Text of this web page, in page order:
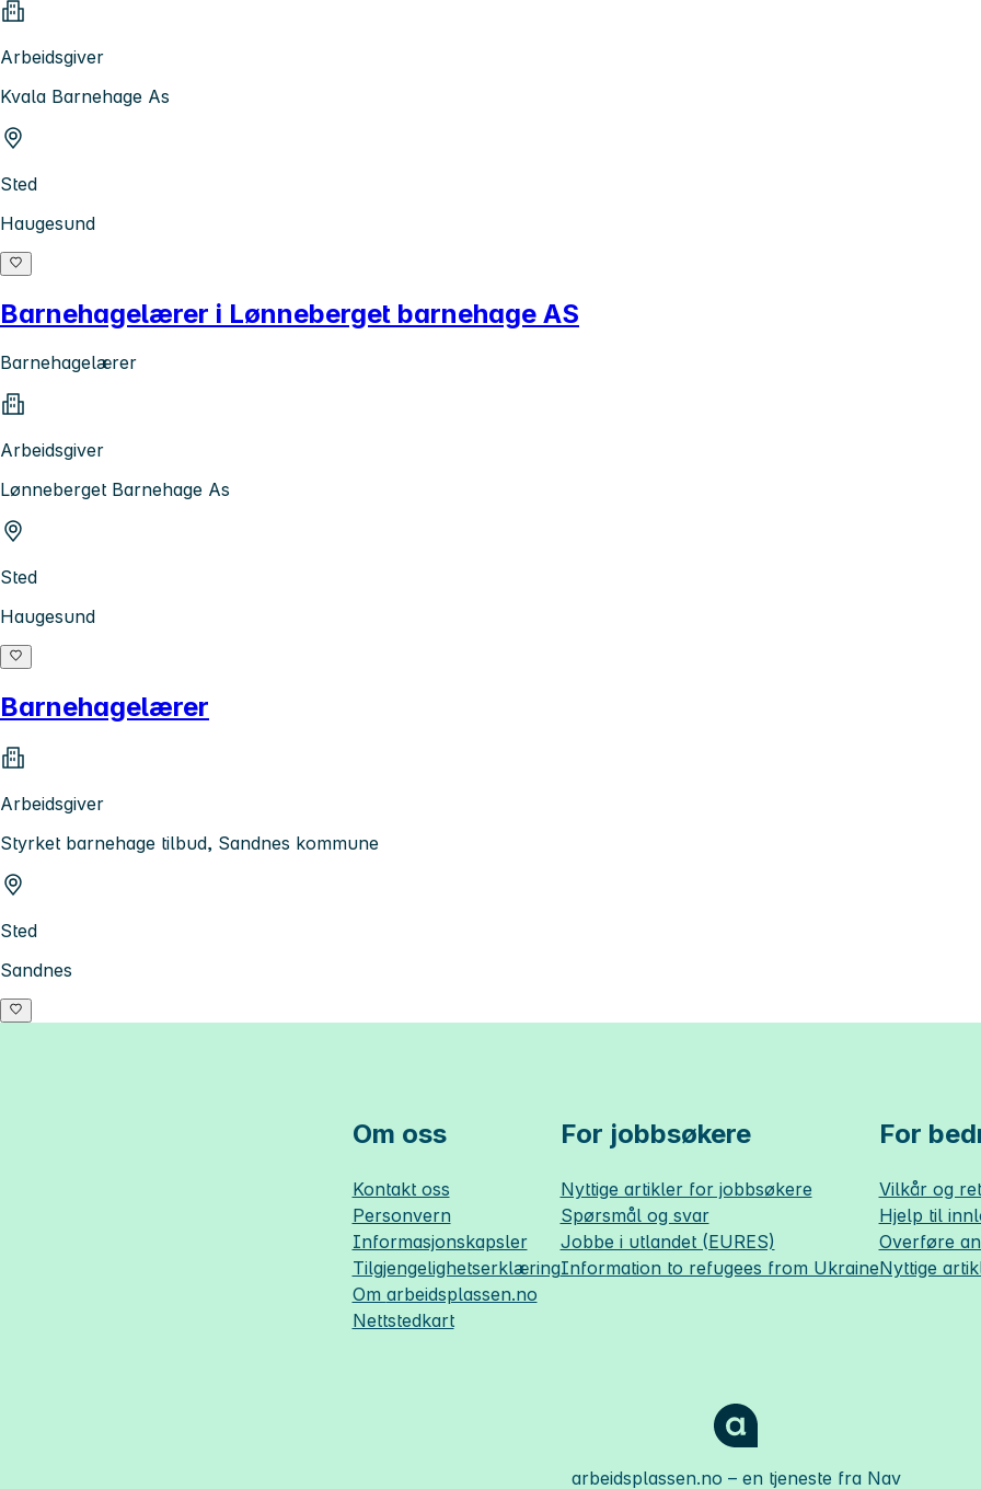
Arbeidsgiver
Kvala Barnehage As
Sted
Haugesund
Barnehagelærer i Lønneberget barnehage AS
Barnehagelærer
Arbeidsgiver
Lønneberget Barnehage As
Sted
Haugesund
Barnehagelærer
Arbeidsgiver
Styrket barnehage tilbud, Sandnes kommune
Sted
Sandnes
Om oss
Kontakt oss
Personvern
Informasjonskapsler
Tilgjengelighetserklæring
Om arbeidsplassen.no
Nettstedkart
For jobbsøkere
Nyttige artikler for jobbsøkere
Spørsmål og svar
Jobbe i utlandet (EURES)
Information to refugees from Ukraine
For
Vilkår og
Hjelp til
Overføre
Nyttige
arbeidsplassen.no – en tjeneste fra Nav